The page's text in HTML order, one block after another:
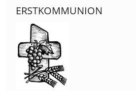
ERSTKOMMUNION